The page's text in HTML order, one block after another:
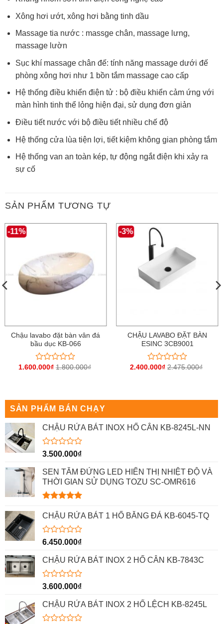
Xông hơi ướt, xông hơi bằng tinh dầu
Massage tia nước : massge chân, massage lưng,
massage lườn
Sục khí massage chân đế: tính năng massage dưới đế
phòng xông hơi như 1 bồn tắm massage cao cấp
Hệ thống điều khiển điện tử : bộ điều khiển cảm ứng với
màn hình tinh thể lỏng hiện đại, sử dụng đơn giản
Điều tiết nước với bộ điều tiết nhiều chế độ
Hệ thống cửa lùa tiện lợi, tiết kiệm không gian phòng tắm
Hệ thống van an toàn kép, tự động ngắt điện khi xảy ra
sự cố
SẢN PHẨM TƯƠNG TỰ
-11%
Chậu lavabo đặt bàn vân đá
bầu dục KB-066
Được
5
sao
1.600.000₫ 1.800.000₫
-3%
CHẬU LAVABO ĐẶT BÀN
ESINC 3CB9001
Được
5
2.400.000₫ 2.475.000₫
SẢN PHẨM BÁN CHẠY
CHẬU RỬA BÁT INOX HỐ CÂN KB-8245L-NN
Được
hạng
0
5
sao
3.500.000₫
SEN TẮM ĐỨNG LED HIỂN THỊ NHIỆT ĐỘ VÀ
THỜI GIAN SỬ DỤNG TOZU SC-OMR616
hạng 5.00
CHẬU RỬA BÁT 1 HỐ BẰNG ĐÁ KB-6045-TQ
Được
hạng
0
5
6.450.000₫
CHẬU RỬA BÁT INOX 2 HỐ CÂN KB-7843C
Được
hạng
0
5
3.600.000₫
CHẬU RỬA BÁT INOX 2 HỐ LỆCH KB-8245L